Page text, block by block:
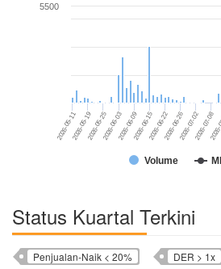
Volume
2026-05-11 2026-06-03 2026-06-22 2026-07-08
2026-05-192026-05-25 2026-06-092026-06-15 2026-06-262026-07-02
5500
Status Kuartal Terkini
Penjualan-Naik < 20% DER > 1x